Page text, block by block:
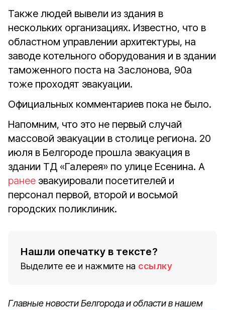
Также людей вывели из здания в
нескольких организациях. Известно, что в
областном управлении архитектуры, на
заводе котельного оборудования и в здании
таможенного поста на Заслонова, 90а
тоже проходят эвакуации.
Официальных комментариев пока не было.
Напомним, что это не первый случай
массовой эвакуации в столице региона. 20
июля в Белгороде прошла эвакуация в
здании ТД «Галерея» по улице Есенина. А
ранее эвакуировали посетителей и
персонал первой, второй и восьмой
городских поликлиник.
Нашли опечатку в тексте?
Выделите ее и нажмите на ссылку
Главные новости Белгорода и области в нашем